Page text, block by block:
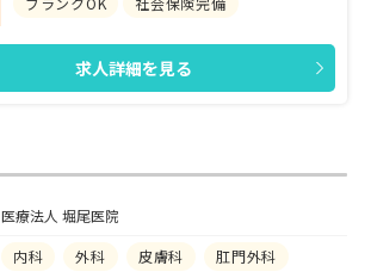
求人詳細を見る
医療法人 堀尾医院
内科 外科 皮膚科 肛門外科